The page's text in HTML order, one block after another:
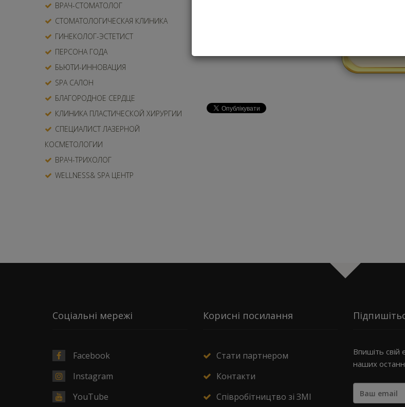
ВРАЧ-СТОМАТОЛОГ
СТОМАТОЛОГИЧЕСКАЯ КЛИНИКА
ГИНЕКОЛОГ-ЭСТЕТИСТ
ПЕРСОНА ГОДА
БЬЮТИ-ИННОВАЦИЯ
SPA САЛОН
БЛАГОРОДНОЕ СЕРДЦЕ
КЛИНИКА ПЛАСТИЧЕСКОЙ ХИРУРГИИ
СПЕЦИАЛИСТ ЛАЗЕРНОЙ
КОСМЕТОЛОГИИ
ВРАЧ-ТРИХОЛОГ
WELLNESS& SPA ЦЕНТР
Соціальні мережі
Facebook
Instagram
YouTube
Корисні посилання
Стати партнером
Контакти
Співробітництво зі ЗМІ
Впишіть свій
наших